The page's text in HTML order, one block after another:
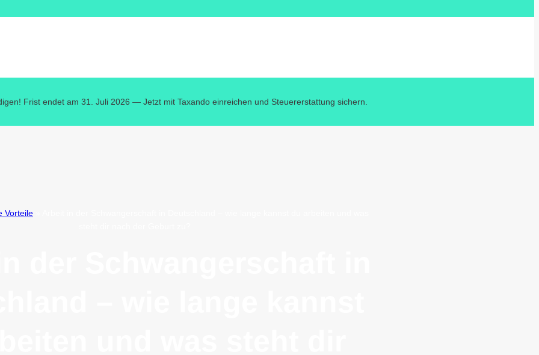
Frist endet am 31. Juli 2026 — Jetzt mit Taxando einreichen und Steuererstattung sichern.
Vorteile